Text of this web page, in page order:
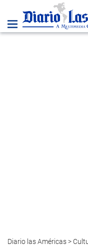
Diario las Américas>